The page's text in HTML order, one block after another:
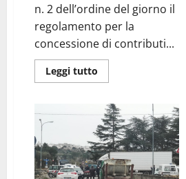
n. 2 dell’ordine del giorno il
regolamento per la
concessione di contributi...
Leggi tutto